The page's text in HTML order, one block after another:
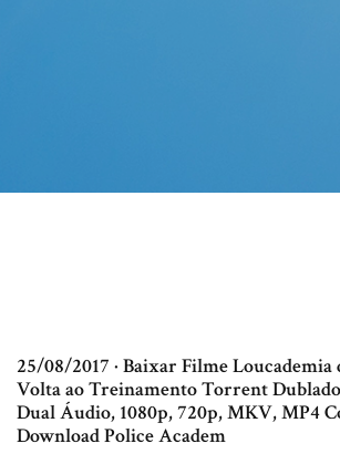
25/08/2017 · Baixar Filme Loucademia
Volta ao Treinamento Torrent
Dual Áudio, 1080p, 720p, MKV, MP4
Download Police Academ